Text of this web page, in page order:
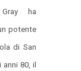
Gray ha
potente
di San
80, il